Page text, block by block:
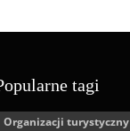
tagi
Organizacji turystyczny